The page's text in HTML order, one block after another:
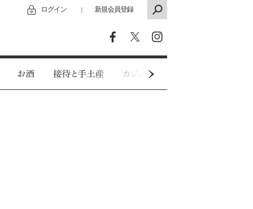
ログイン ｜ 新規会員登録
お酒 接待と手土産 カジュアルウェア